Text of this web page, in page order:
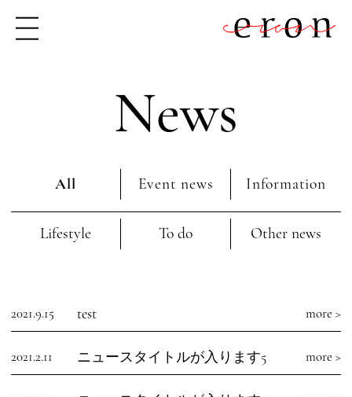
News
All Event news Information
Lifestyle To do Other news
2021.9.15 test more >
2021.2.11 ニュースタイトルが入ります5 more >